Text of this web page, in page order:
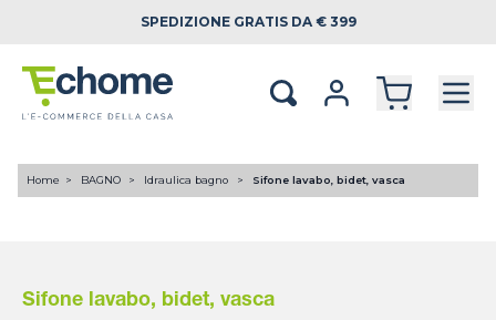
SPEDIZIONE GRATIS DA € 399
Home BAGNO Idraulica bagno Sifone lavabo, bidet, vasca
Sifone lavabo, bidet, vasca